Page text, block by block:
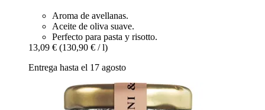
Aroma de avellanas.
Aceite de oliva suave.
Perfecto para pasta y risotto.
13,09 € (130,90 € / l)
Entrega hasta el 17 agosto